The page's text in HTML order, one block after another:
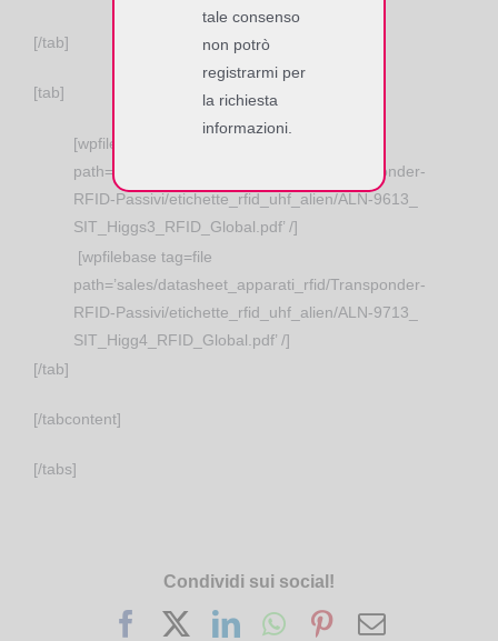
[/tab]
[tab]
[wpfilebase tag=file
path=’sales/datasheet_apparati_rfid/Transponder-
RFID-Passivi/etichette_rfid_uhf_alien/ALN-9613_
SIT_Higgs3_RFID_Global.pdf’ /]
[wpfilebase tag=file
path=’sales/datasheet_apparati_rfid/Transponder-
RFID-Passivi/etichette_rfid_uhf_alien/ALN-9713_
SIT_Higg4_RFID_Global.pdf’ /]
[/tab]
[/tabcontent]
[/tabs]
Condividi sui social!
FacebookLinkedInWhatsApp
Pinterest
Email
tale consenso
non potrò
registrarmi per
la richiesta
informazioni.